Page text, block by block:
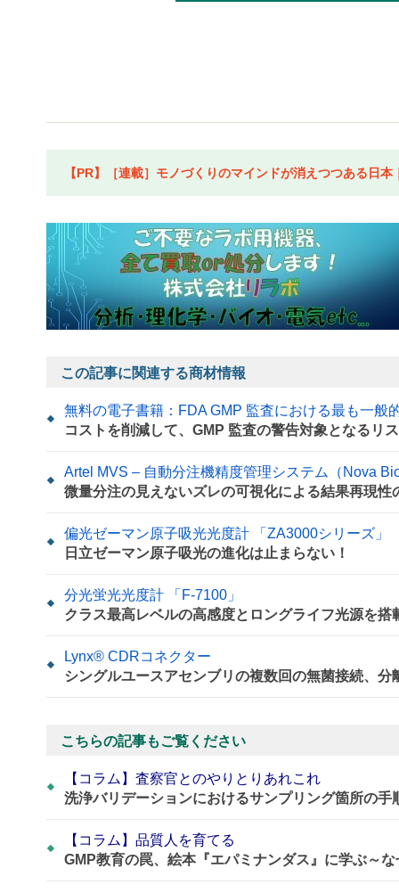
【PR】［連載］モノづくりのマインドが消えつつある日
この記事に関連する商材情報
無料の電子書籍：FDA GMP 監査における最も一般
コストを削減して、GMP 監査の警告対象となるリ
Artel MVS – 自動分注機精度管理システム（Nova
微量分注の見えないズレの可視化による結果再現性
偏光ゼーマン原子吸光光度計 「ZA3000シリーズ」
日立ゼーマン原子吸光の進化は止まらない！
分光蛍光光度計 「F-7100」
クラス最高レベルの高感度とロングライフ光源を搭
Lynx® CDRコネクター
シングルユースアセンブリの複数回の無菌接続、分
こちらの記事もご覧ください
【コラム】査察官とのやりとりあれこれ
洗浄バリデーションにおけるサンプリング箇所の手
【コラム】品質人を育てる
GMP教育の罠、絵本『エパミナンダス』に学ぶ～